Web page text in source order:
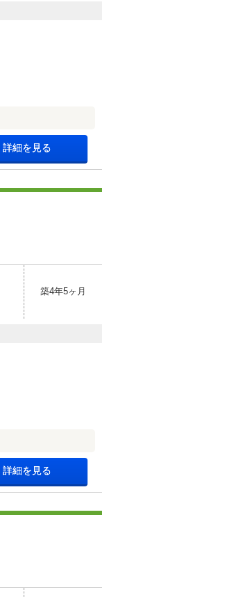
詳細を見る
築4年5ヶ月
詳細を見る